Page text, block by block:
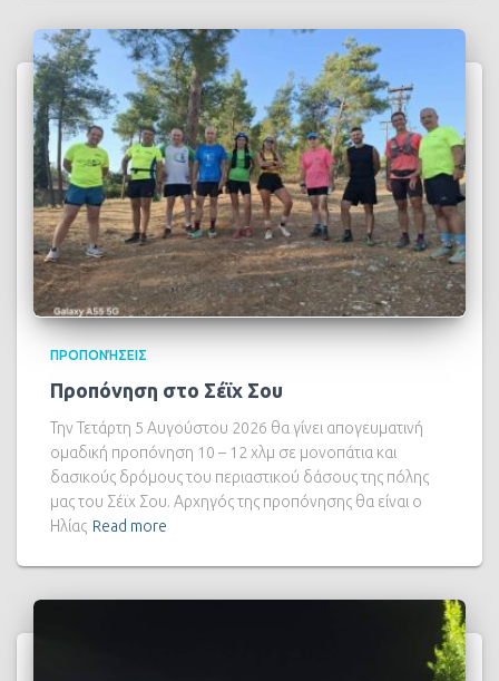
ΠΡΟΠΟΝΉΣΕΙΣ
Προπόνηση στο Σέϊχ Σου
Την Τετάρτη 5 Αυγούστου 2026 θα γίνει απογευματινή
ομαδική προπόνηση 10 – 12 χλμ σε μονοπάτια και
δασικούς δρόμους του περιαστικού δάσους της πόλης
μας του Σέϊχ Σου. Αρχηγός της προπόνησης θα είναι ο
Ηλίας Read more